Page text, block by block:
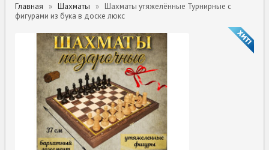
Главная Шахматы
Шахматы утяжелённые Турнирные с
фигурами из бука в доске люкс